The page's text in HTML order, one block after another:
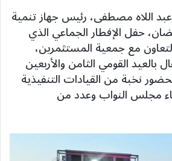
اللاه مصطفى، رئيس جهاز تنمية
حفل الإفطار الجماعي الذي
مع جمعية المستثمرين،
بالعيد القومي الثامن والأربعين
نخبة من القيادات التنفيذية
مجلس النواب وعدد من